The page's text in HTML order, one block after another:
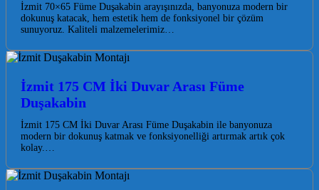
İzmit 70×65 Füme Duşakabin arayışınızda, banyonuza modern bir
dokunuş katacak, hem estetik hem de fonksiyonel bir çözüm
sunuyoruz. Kaliteli malzemelerimiz…
İzmit 175 CM İki Duvar Arası Füme
Duşakabin
İzmit 175 CM İki Duvar Arası Füme Duşakabin ile banyonuza
modern bir dokunuş katmak ve fonksiyonelliği artırmak artık çok
kolay.…